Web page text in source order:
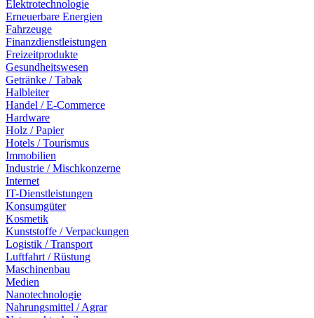
Elektrotechnologie
Erneuerbare Energien
Fahrzeuge
Finanzdienstleistungen
Freizeitprodukte
Gesundheitswesen
Getränke / Tabak
Halbleiter
Handel / E-Commerce
Hardware
Holz / Papier
Hotels / Tourismus
Immobilien
Industrie / Mischkonzerne
Internet
IT-Dienstleistungen
Konsumgüter
Kosmetik
Kunststoffe / Verpackungen
Logistik / Transport
Luftfahrt / Rüstung
Maschinenbau
Medien
Nanotechnologie
Nahrungsmittel / Agrar